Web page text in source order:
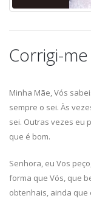
Corrigi-
Minha Mãe, Vós
sempre o sei. Às
sei. Outras vezes eu
que é bom.
Senhora, eu Vos
forma que Vós, que
obtenhais, ainda que